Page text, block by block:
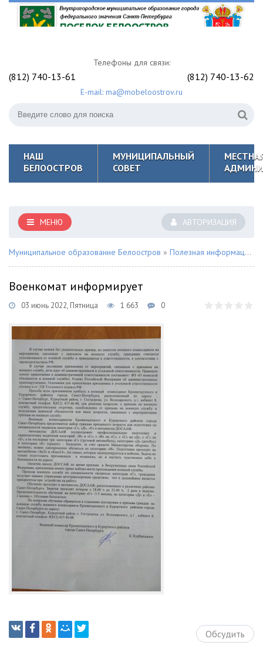
Телефоны для связи:
(812) 740-13-61 (812) 740-13-62
E-mail: ma@mobeloostrov.ru
НАШ
БЕЛООСТРОВ
МУНИЦИПАЛЬНЫЙ
СОВЕТ
АВТОРИЗАЦИЯ
МЕНЮ
Муниципальное образование Белоостров » Полезная информация для жителей
Военкомат информирует
03 июнь 2022, Пятница 1 663 0
Обсудить